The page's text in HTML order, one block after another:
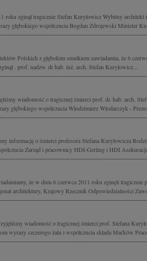
roku zginął tragicznie Stefan Kuryłowicz Wybitny architekt
głębokiego współczucia Bogdan Zdrojewski Minister
Polskich z głębokim smutkiem zawiadamia, że 6
. prof. nadzw. dr hab. inż. arch. Stefan Kuryłowicz...
wiadomość o tragicznej śmierci prof. dr. hab. arch.
głębokiego współczucia Włodzimierz Włodarczyk -
informację o śmierci profesora Stefana Kuryłowicza
Zarząd i pracownicy HDI-Gerling i HDI
że w dniu 6 czerwca 2011 roku zginęli tragicznie
architektury, Krajowy Rzecznik Odpowiedzialności
wiadomość o tragicznej śmierci prof. Stefana
wyrazy szczerego żalu i współczucia składa Maćków